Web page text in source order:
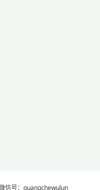
号：guangchewulun